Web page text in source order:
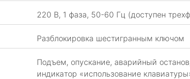
220 В, 1 фаза, 50-60 Гц (доступен
Разблокировка шестигранным ключом
Подъем, опускание, аварийный
индикатор «использование